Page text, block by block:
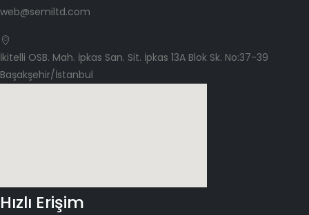
web@semiltd.com
İkitelli OSB. Mah. İpkas San. Sit. İpkas 13A Blok Sk. No:37-39
Başakşehir/İstanbul
Hızlı Erişim